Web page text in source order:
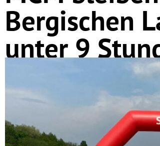
Bergischen
unter 9